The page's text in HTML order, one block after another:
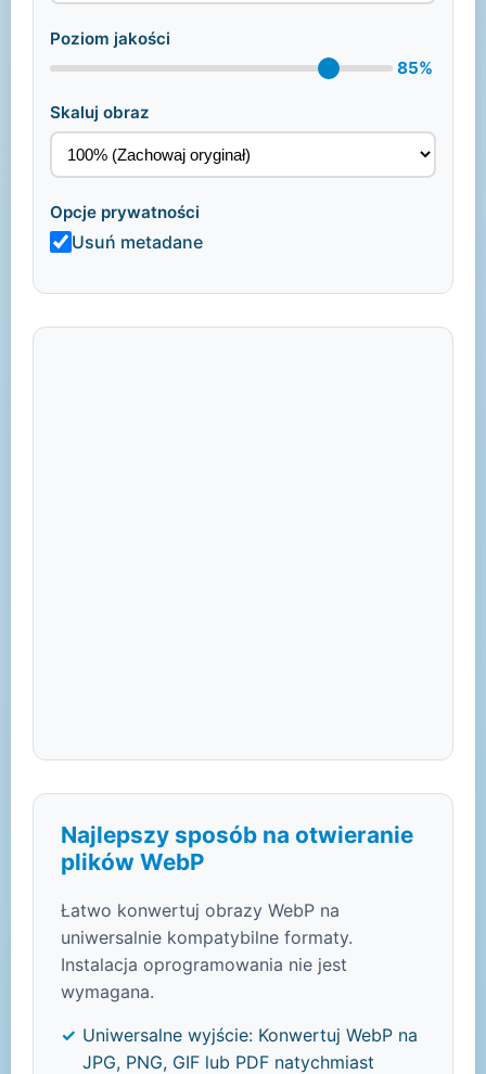
Poziom jakości
85%
Skaluj obraz
Opcje prywatności
Usuń metadane
Najlepszy sposób na otwieranie
plików WebP
Łatwo konwertuj obrazy WebP na
uniwersalnie kompatybilne formaty.
Instalacja oprogramowania nie jest
wymagana.
Uniwersalne wyjście: Konwertuj WebP na
JPG, PNG, GIF lub PDF natychmiast